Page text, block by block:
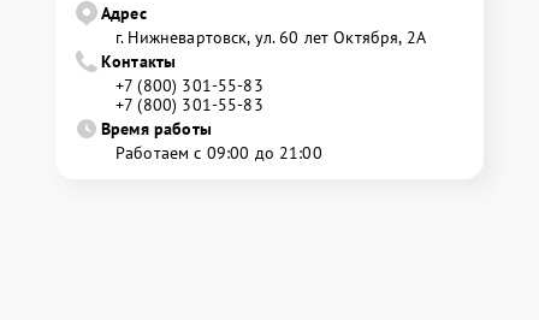
Адрес
г. Нижневартовск, ул. 60 лет Октября, 2А
Контакты
+7 (800) 301-55-83
+7 (800) 301-55-83
Время работы
Работаем с 09:00 до 21:00